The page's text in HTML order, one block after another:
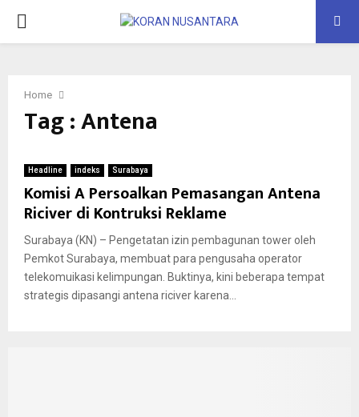
PRIMARY
Home
Tag : Antena
Headline indeks Surabaya
Komisi A Persoalkan Pemasangan Antena
Riciver di Kontruksi Reklame
Surabaya (KN) – Pengetatan izin pembagunan tower oleh
Pemkot Surabaya, membuat para pengusaha operator
telekomuikasi kelimpungan. Buktinya, kini beberapa tempat
strategis dipasangi antena riciver karena...